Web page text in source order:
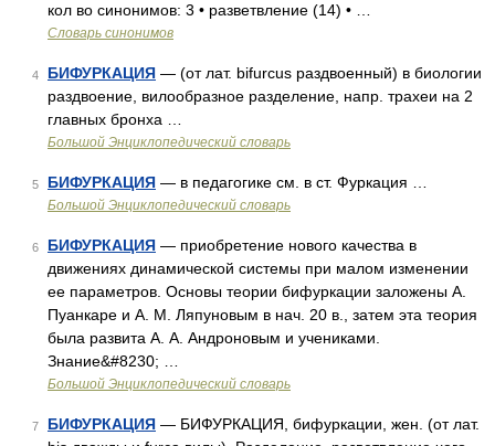
кол во синонимов: 3 • разветвление (14) • …
Словарь синонимов
4 БИФУРКАЦИЯ — (от лат. bifurcus раздвоенный) в биологии
раздвоение, вилообразное разделение, напр. трахеи на 2
главных бронха …
Большой Энциклопедический словарь
5 БИФУРКАЦИЯ — в педагогике см. в ст. Фуркация …
Большой Энциклопедический словарь
6 БИФУРКАЦИЯ — приобретение нового качества в
движениях динамической системы при малом изменении
ее параметров. Основы теории бифуркации заложены А.
Пуанкаре и А. М. Ляпуновым в нач. 20 в., затем эта теория
была развита А. А. Андроновым и учениками.
Знание&#8230; …
Большой Энциклопедический словарь
7 БИФУРКАЦИЯ — БИФУРКАЦИЯ, бифуркации, жен. (от лат.